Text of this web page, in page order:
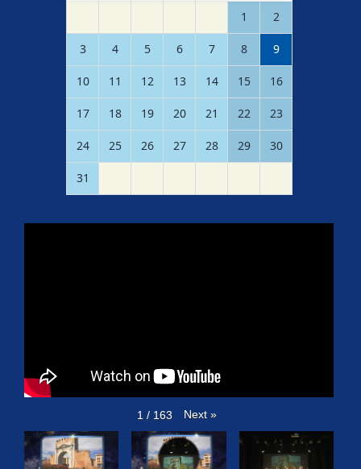
1 2
3 4 5 6 7 8 9
10 11 12 13 14 15 16
17 18 19 20 21 22 23
24 25 26 27 28 29 30
31
1 / 163 Next »